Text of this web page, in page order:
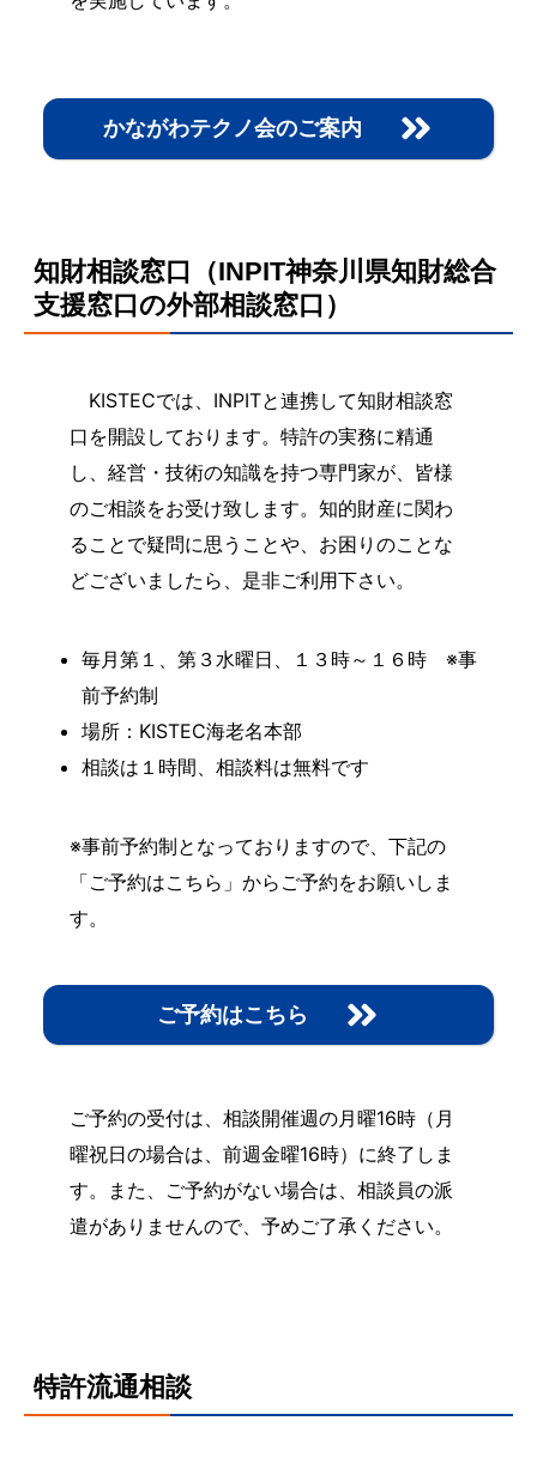
かながわテクノ会のご案内
知財相談窓口（INPIT神奈川県知財総合
支援窓口の外部相談窓口）
KISTECでは、INPITと連携して知財相談窓
口を開設しております。特許の実務に精通
し、経営・技術の知識を持つ専門家が、皆様
のご相談をお受け致します。知的財産に関わ
ることで疑問に思うことや、お困りのことな
どございましたら、是非ご利用下さい。
毎月第１、第３水曜日、１３時～１６時 ※事
前予約制
場所：KISTEC海老名本部
相談は１時間、相談料は無料です
※事前予約制となっておりますので、下記の
「ご予約はこちら」からご予約をお願いしま
す。
ご予約はこちら
ご予約の受付は、相談開催週の月曜16時（月
曜祝日の場合は、前週金曜16時）に終了しま
す。また、ご予約がない場合は、相談員の派
遣がありませんので、予めご了承ください。
特許流通相談